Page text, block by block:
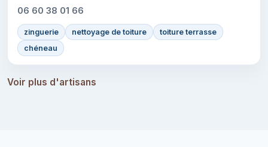
06 60 38 01 66
zinguerie nettoyage de toiture
toiture terrasse
chéneau
Voir plus d'artisans